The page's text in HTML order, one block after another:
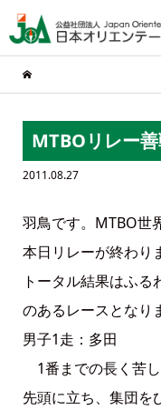
MTBOリレー
2011.08.27
羽鳥です。MTBO世
本日リレーが終わり
トータル結果はふ
のあるレースとなり
男子1走：多田
1番までの長く苦
先頭に立ち、集団を